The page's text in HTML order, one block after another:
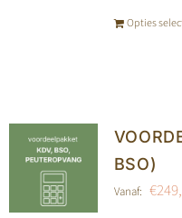
Opties
BSO)
Vanaf: €